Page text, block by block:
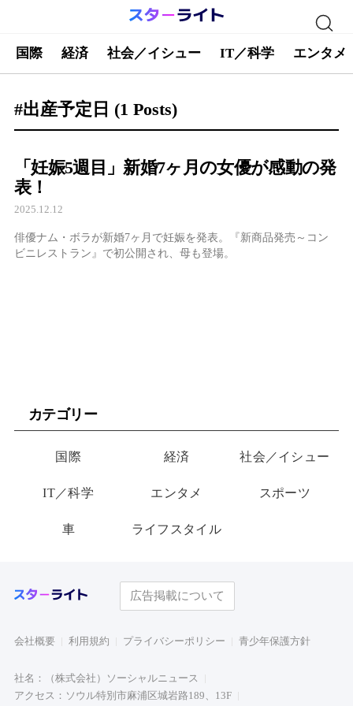
国際 経済 社会／イシュー IT／科学 エンタメ
#出産予定日 (1 Posts)
「妊娠5週目」新婚7ヶ月の女優が感動の発
表！
2025.12.12
俳優ナム・ボラが新婚7ヶ月で妊娠を発表。『新商品発売～コン
ビニレストラン』で初公開され、母も登場。
カテゴリー
国際 経済 社会／イシュー
IT／科学 エンタメ スポーツ
車 ライフスタイル
広告掲載について
会社概要 利用規約 プライバシーポリシー 青少年保護方針
社名：（株式会社）ソーシャルニュース
アクセス：ソウル特別市麻浦区城岩路189、13F